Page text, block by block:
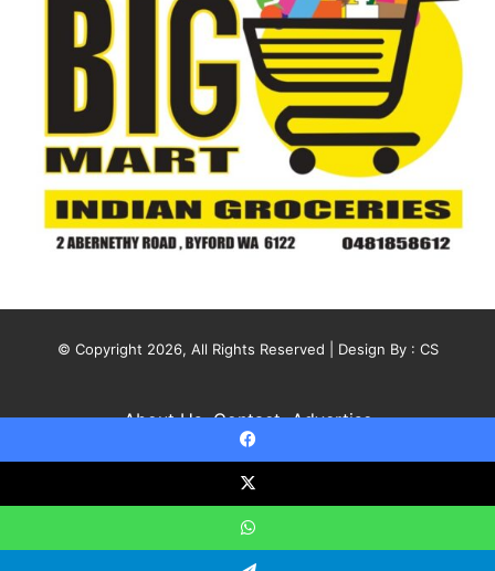
© Copyright 2026, All Rights Reserved | Design By : CS
About Us Contact Advertise
Facebook
X
WhatsApp